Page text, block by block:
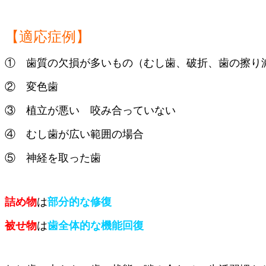
【適応症例】
① 歯質の欠損が多いもの（むし歯、破折、歯の擦り
② 変色歯
③ 植立が悪い 咬み合っていない
④ むし歯が広い範囲の場合
⑤ 神経を取った歯
詰め物は部分的な修復
被せ物は歯全体的な機能回復